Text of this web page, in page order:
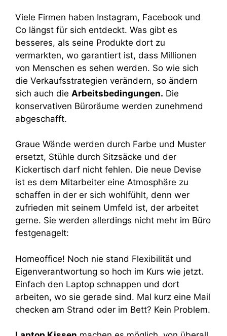
Viele Firmen haben Instagram, Facebook und
Co längst für sich entdeckt. Was gibt es
besseres, als seine Produkte dort zu
vermarkten, wo garantiert ist, dass Millionen
von Menschen es sehen werden. So wie sich
die Verkaufsstrategien verändern, so ändern
sich auch die Arbeitsbedingungen. Die
konservativen Büroräume werden zunehmend
abgeschafft.
Graue Wände werden durch Farbe und Muster
ersetzt, Stühle durch Sitzsäcke und der
Kickertisch darf nicht fehlen. Die neue Devise
ist es dem Mitarbeiter eine Atmosphäre zu
schaffen in der er sich wohlfühlt, denn wer
zufrieden mit seinem Umfeld ist, der arbeitet
gerne. Sie werden allerdings nicht mehr im Büro
festgenagelt:
Homeoffice! Noch nie stand Flexibilität und
Eigenverantwortung so hoch im Kurs wie jetzt.
Einfach den Laptop schnappen und dort
arbeiten, wo sie gerade sind. Mal kurz eine Mail
checken am Strand oder im Bett? Kein Problem.